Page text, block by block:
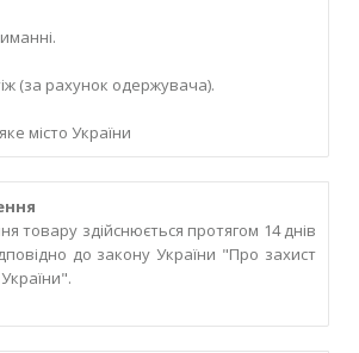
(за рахунок одержувача).
місто України
товару здійснюється протягом 14 днів
до закону України "Про захист